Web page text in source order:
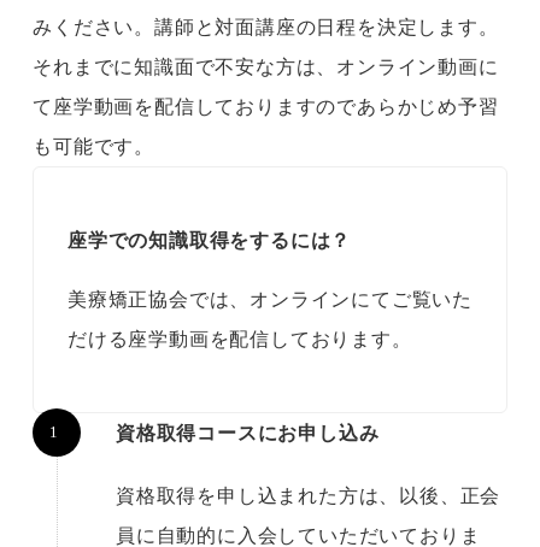
みください。講師と対面講座の日程を決定します。
それまでに知識面で不安な方は、オンライン動画に
て座学動画を配信しておりますのであらかじめ予習
も可能です。
座学での知識取得をするには？
美療矯正協会では、オンラインにてご覧いた
だける座学動画を配信しております。
資格取得コースにお申し込み
資格取得を申し込まれた方は、以後、正会
員に自動的に入会していただいておりま